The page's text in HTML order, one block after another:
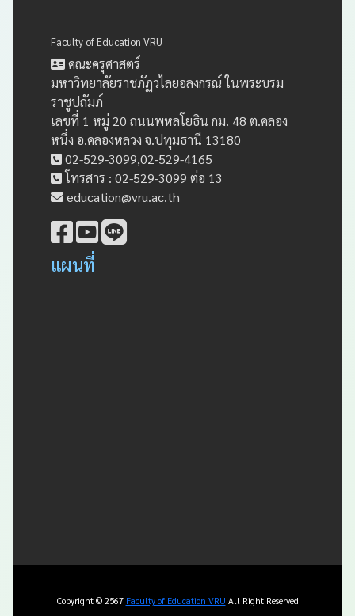
Faculty of Education VRU
คณะครุศาสตร์
มหาวิทยาลัยราชภัฏวไลยอลงกรณ์ ในพระบรม
ราชูปถัมภ์
เลขที่ 1 หมู่ 20 ถนนพหลโยธิน กม. 48 ต.คลอง
หนึ่ง อ.คลองหลวง จ.ปทุมธานี 13180
02-529-3099,02-529-4165
โทรสาร : 02-529-3099 ต่อ 13
education@vru.ac.th
แผนที่
Copyright © 2567 Faculty of Education VRU All Right Reserved